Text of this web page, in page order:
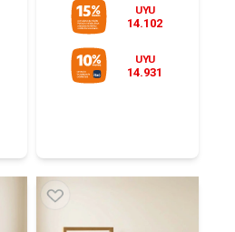
UYU
14.102
UYU
14.931